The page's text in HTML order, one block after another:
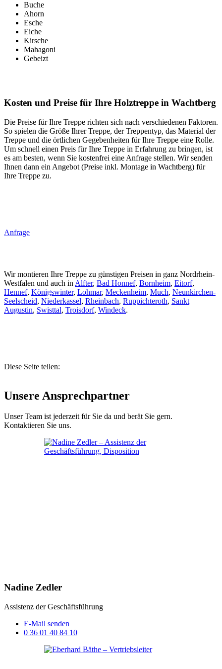
Buche
Ahorn
Esche
Eiche
Kirsche
Mahagoni
Gebeizt
Kosten und Preise für Ihre Holztreppe in Wachtberg
Die Preise für Ihre Treppe richten sich nach verschiedenen Faktoren.
So spielen die Größe Ihrer Treppe, der Treppentyp, das Material der
Treppe und die örtlichen Gegebenheiten für Ihre Treppe eine Rolle.
Um schnell einen Preis für Ihre Treppe in Erfahrung zu bringen, ist
es am besten, wenn Sie kostenfrei eine Anfrage stellen. Wir senden
Ihnen dann ein Angebot (Preise inkl. Montage in Wachtberg) für
Ihre Treppe zu.
Anfrage
Wir montieren Ihre Treppe zu günstigen Preisen in ganz Nordrhein-
Westfalen und auch in Alfter, Bad Honnef, Bornheim, Eitorf,
Hennef, Königswinter, Lohmar, Meckenheim, Much, Neunkirchen-
Seelscheid, Niederkassel, Rheinbach, Ruppichteroth, Sankt
Augustin, Swisttal, Troisdorf, Windeck.
Diese Seite teilen:
Unsere Ansprechpartner
Unser Team ist jederzeit für Sie da und berät Sie gern.
Kontaktieren Sie uns.
Nadine Zedler
Assistenz der Geschäftsführung
E-Mail senden
0 36 01 40 84 10